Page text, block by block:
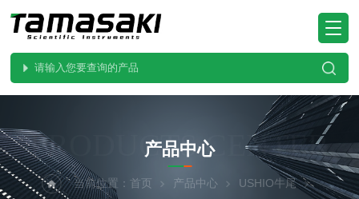
PRODUCTS CENTER
产品中心
当前位置： 首页 产品中心 USHIO牛尾